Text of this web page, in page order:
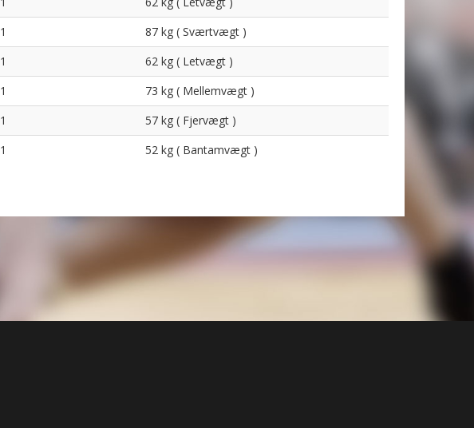
1
87 kg ( Sværtvægt )
1
62 kg ( Letvægt )
1
73 kg ( Mellemvægt )
1
57 kg ( Fjervægt )
1 52 kg ( Bantamvægt )